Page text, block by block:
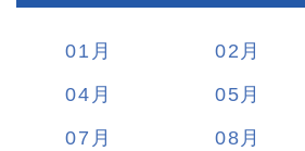
01 02
04
05
07
08